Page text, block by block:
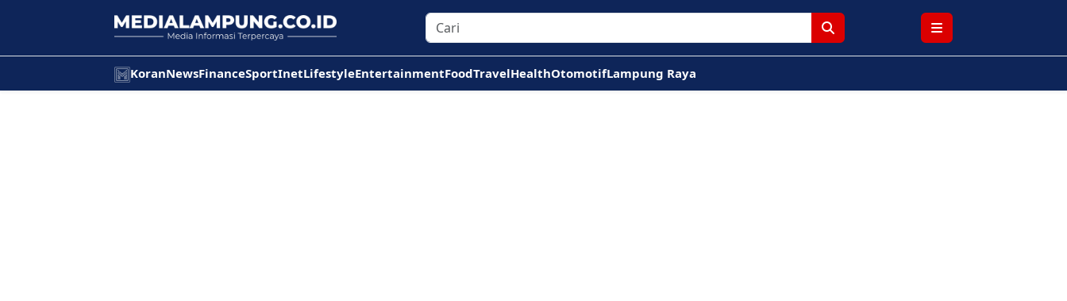
KoranNewsFinanceSportInetLifestyleEntertainmentFoodTravelHealthOtomotifLampung Raya